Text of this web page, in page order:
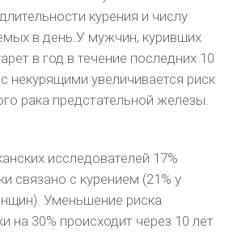
курения и числу
в день.У мужчин, куривших
в год в течение последних 10
некурящими увеличивается риск
рака предстательной железы.
исследователей 17%
связано с курением (21% у
Уменьшение риска
на 30% происходит через 10 лет